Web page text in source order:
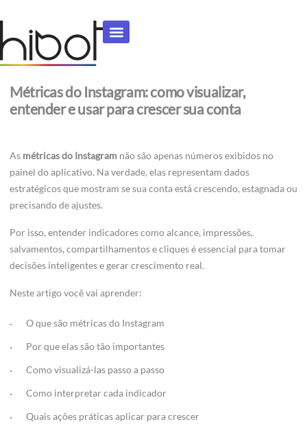
o
conteúdo
Métricas do Instagram: como visualizar,
entender e usar para crescer sua conta
As métricas do Instagram não são apenas números exibidos no
painel do aplicativo. Na verdade, elas representam dados
estratégicos que mostram se sua conta está crescendo, estagnada ou
precisando de ajustes.
Por isso, entender indicadores como alcance, impressões,
salvamentos, compartilhamentos e cliques é essencial para tomar
decisões inteligentes e gerar crescimento real.
Neste artigo você vai aprender:
O que são métricas do Instagram
Por que elas são tão importantes
Como visualizá-las passo a passo
Como interpretar cada indicador
Quais ações práticas aplicar para crescer